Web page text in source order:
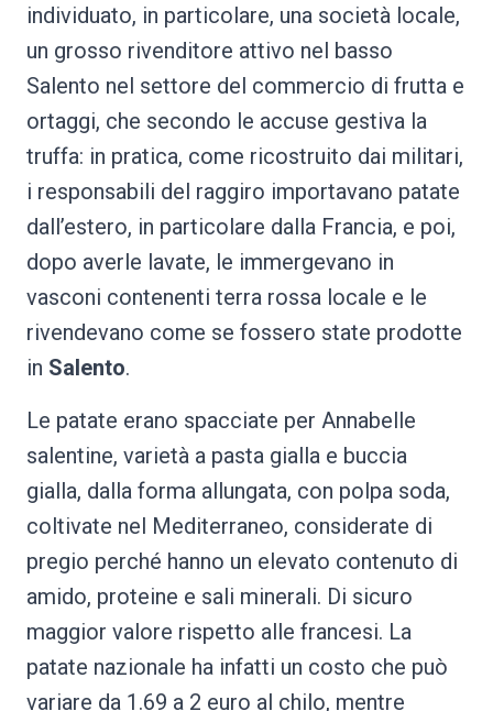
individuato, in particolare, una società locale,
un grosso rivenditore attivo nel basso
Salento nel settore del commercio di frutta e
ortaggi, che secondo le accuse gestiva la
truffa: in pratica, come ricostruito dai militari,
i responsabili del raggiro importavano patate
dall’estero, in particolare dalla Francia, e poi,
dopo averle lavate, le immergevano in
vasconi contenenti terra rossa locale e le
rivendevano come se fossero state prodotte
in Salento.
Le patate erano spacciate per Annabelle
salentine, varietà a pasta gialla e buccia
gialla, dalla forma allungata, con polpa soda,
coltivate nel Mediterraneo, considerate di
pregio perché hanno un elevato contenuto di
amido, proteine e sali minerali. Di sicuro
maggior valore rispetto alle francesi. La
patate nazionale ha infatti un costo che può
variare da 1.69 a 2 euro al chilo, mentre